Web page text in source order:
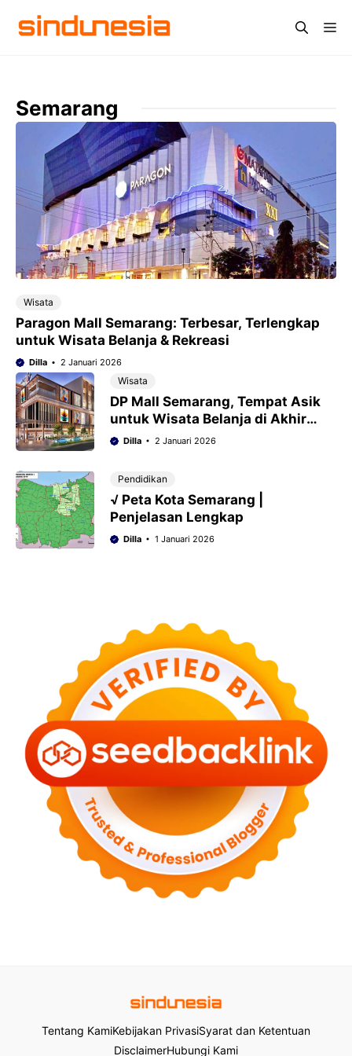
Semarang
Wisata
Paragon Mall Semarang: Terbesar, Terlengkap
untuk Wisata Belanja & Rekreasi
Dilla 2 Januari 2026
Wisata
DP Mall Semarang, Tempat Asik
untuk Wisata Belanja di Akhir
Pekan
Dilla 2 Januari 2026
Pendidikan
√ Peta Kota Semarang |
Penjelasan Lengkap
Dilla 1 Januari 2026
Tentang KamiKebijakan PrivasiSyarat dan Ketentuan
DisclaimerHubungi Kami